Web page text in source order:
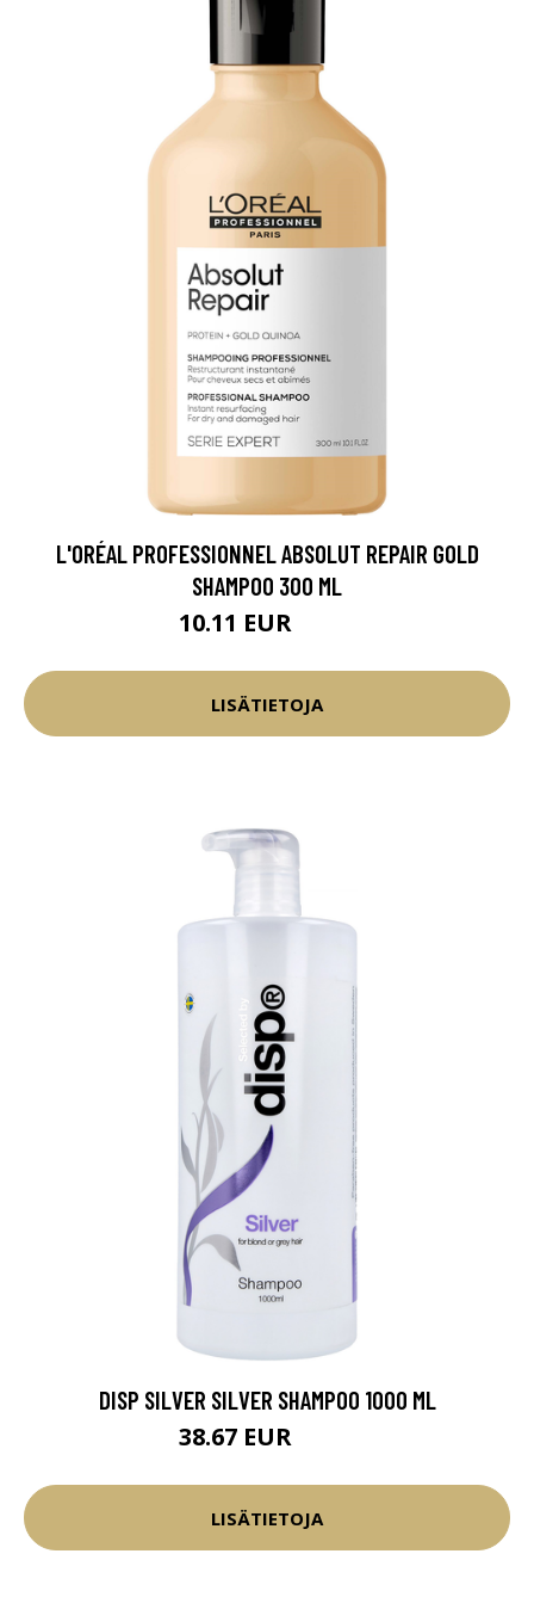
L'ORÉAL PROFESSIONNEL ABSOLUT REPAIR GOLD
SHAMPOO 300 ML
10.11 EUR
LISÄTIETOJA
DISP SILVER SILVER SHAMPOO 1000 ML
38.67 EUR
LISÄTIETOJA